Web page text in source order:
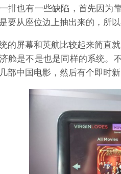
排也有一些缺陷，首先因为
要从座位边上抽出来的，所
的屏幕和英航比较起来简直
舱是不是也是同样的系统。
部中国电影，然后有个即时